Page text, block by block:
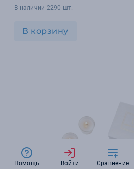
В наличии 2290 шт.
В корзину
Помощь Войти Сравнение